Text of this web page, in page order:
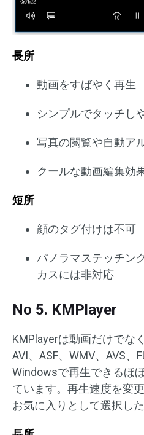
長所
動画をすばやく再生
シンプルでタッチし
写真の閲覧や自動ア
クールな動画編集効
短所
顔のタグ付けは不可
パノラマステッチン
カスには非対応
No 5. KMPlayer
KMPlayerは動画だけでな
AVI、ASF、WMV、AVS、
Windowsで再生できるほ
ています。再生速度を変
お気に入りとして選択し